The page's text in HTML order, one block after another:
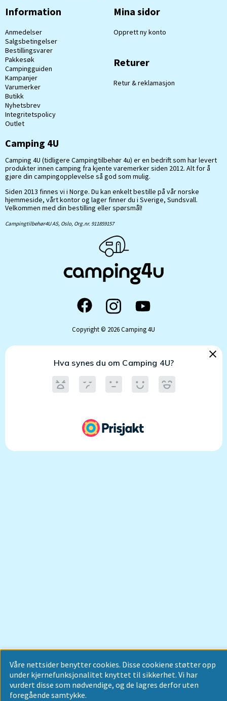
Information
Anmedelser
Salgsbetingelser
Bestillingsvarer
Pakkesøk
Campingguiden
Kampanjer
Varumerker
Butikk
Nyhetsbrev
Integritetspolicy
Outlet
Mina sidor
Opprett ny konto
Returer
Retur & reklamasjon
Camping 4U
Camping 4U (tidligere Campingtilbehør 4u) er en bedrift som har levert
produkter innen camping fra kjente varemerker siden 2012. Alt for å
gjøre din campingopplevelse så god som mulig.
Siden 2013 finnes vi i Norge. Du kan enkelt bestille på vår norske
hjemmeside, vårt kontor og lager finner du i Sverige, Sundsvall.
Velkommen med din bestilling eller spørsmål!
Campingtilbehør4U AS, Oslo, Org.nr. 911859157
Copyright © 2026 Camping 4U
Våre nettsider benytter cookies. Disse cookiene støtter opp
under kjernefunksjonalitet knyttet til sikkerhet. Vi har
vurdert disse som nødvendige, og de lagres derfor uten
foregående samtykke.